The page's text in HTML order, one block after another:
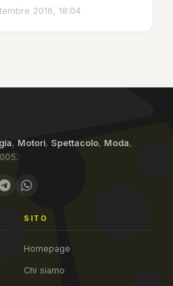
2016, 18:04
, Motori, Spettacolo, Moda,
SITO
Homepage
Chi siamo